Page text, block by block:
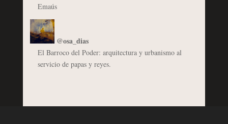
Emaús
@osa_dias
El Barroco del Poder: arquitectura y urbanismo al
servicio de papas y reyes.